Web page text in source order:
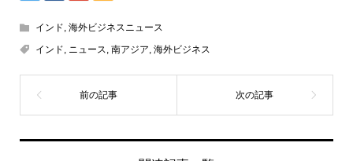
インド 海外ビジネスニュース
インド
ニュース 南アジア 海外ビジネス